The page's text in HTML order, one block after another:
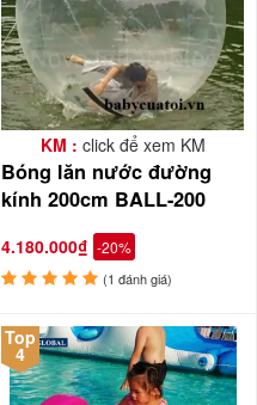
KM : click để xem KM
Bóng lăn nước đường
kính 200cm BALL-200
4.180.000₫ -20%
(1 đánh giá)
Top
4